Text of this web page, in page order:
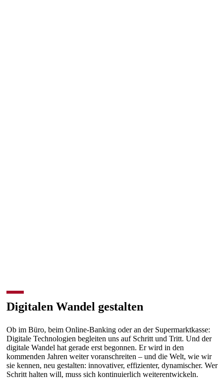
Digitalen Wandel gestalten
Ob im Büro, beim Online-Banking oder an der Supermarktkasse:
Digitale Technologien begleiten uns auf Schritt und Tritt. Und der
digitale Wandel hat gerade erst begonnen. Er wird in den
kommenden Jahren weiter voranschreiten – und die Welt, wie wir
sie kennen, neu gestalten: innovativer, effizienter, dynamischer. Wer
Schritt halten will, muss sich kontinuierlich weiterentwickeln.